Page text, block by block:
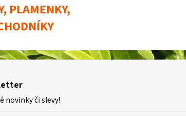
PLAMENKY,
novinky či slevy!